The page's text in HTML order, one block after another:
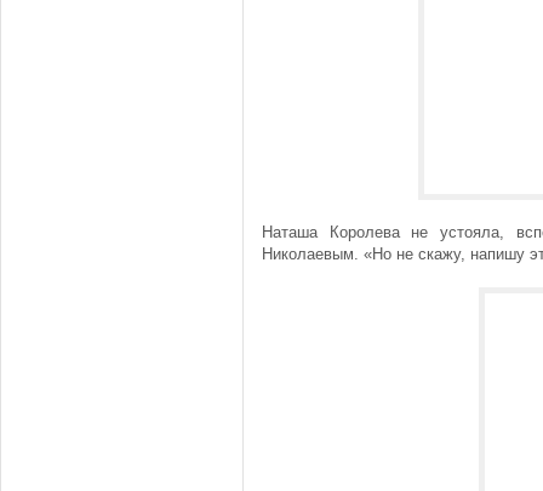
Наташа Королева не устояла,
Николаевым. «Но не скажу, напишу